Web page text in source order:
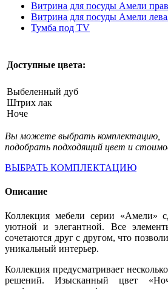
Витрина для посуды Амели
Витрина для посуды Амели
Тумба под TV
Доступные цвета:
Выбеленный дуб
Штрих лак
Ноче
Вы можете выбрать комплектацию,
подобрать подходящий цвет и
ВЫБРАТЬ КОМПЛЕКТАЦИЮ
Описание
Коллекция мебели серии «Амели»
уютной и элегантной. Все
сочетаются друг с другом, что
уникальный интерьер.
Коллекция предусматривает
решений. Изысканный цвет